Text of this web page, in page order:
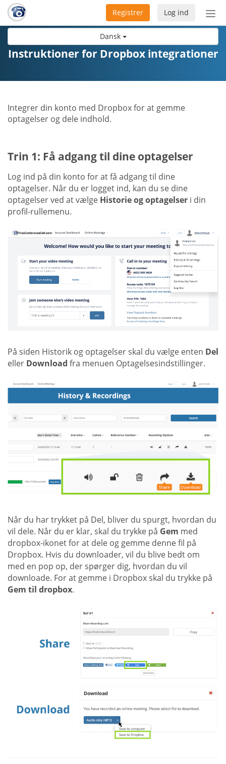
Dansk
Slå
Log ind
Registrer
Instruktioner for Dropbox integrationer
Integrer din konto med Dropbox for at gemme
optagelser og dele indhold.
Trin 1: Få adgang til dine optagelser
Log ind på din konto for at få adgang til dine
optagelser. Når du er logget ind, kan du se dine
optagelser ved at vælge Historie og optagelser i din
profil-rullemenu.
På siden Historik og optagelser skal du vælge enten Del
eller Download fra menuen Optagelsesindstillinger.
Når du har trykket på Del, bliver du spurgt, hvordan du
vil dele. Når du er klar, skal du trykke på Gem med
dropbox-ikonet for at dele og gemme denne fil på
Dropbox. Hvis du downloader, vil du blive bedt om
med en pop op, der spørger dig, hvordan du vil
downloade. For at gemme i Dropbox skal du trykke på
Gem til dropbox.